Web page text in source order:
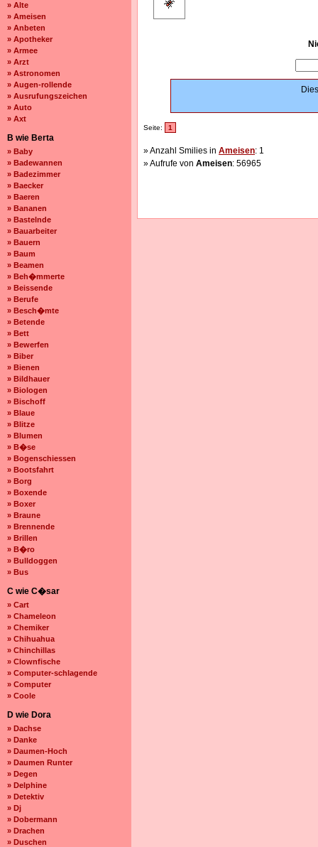
» Alte
» Ameisen
» Anbeten
» Apotheker
» Armee
» Arzt
» Astronomen
» Augen-rollende
» Ausrufungszeichen
» Auto
» Axt
B wie Berta
» Baby
» Badewannen
» Badezimmer
» Baecker
» Baeren
» Bananen
» Bastelnde
» Bauarbeiter
» Bauern
» Baum
» Beamen
» Beh�mmerte
» Beissende
» Berufe
» Besch�mte
» Betende
» Bett
» Bewerfen
» Biber
» Bienen
» Bildhauer
» Biologen
» Bischoff
» Blaue
» Blitze
» Blumen
» B�se
» Bogenschiessen
» Bootsfahrt
» Borg
» Boxende
» Boxer
» Braune
» Brennende
» Brillen
» B�ro
» Bulldoggen
» Bus
C wie C�sar
» Cart
» Chameleon
» Chemiker
» Chihuahua
» Chinchillas
» Clownfische
» Computer-schlagende
» Computer
» Coole
D wie Dora
» Dachse
» Danke
» Daumen-Hoch
» Daumen Runter
» Degen
» Delphine
» Detektiv
» Dj
» Dobermann
» Drachen
» Duschen
Seite: 1
» Anzahl Smilies in Ameisen: 1
» Aufrufe von Ameisen: 56965